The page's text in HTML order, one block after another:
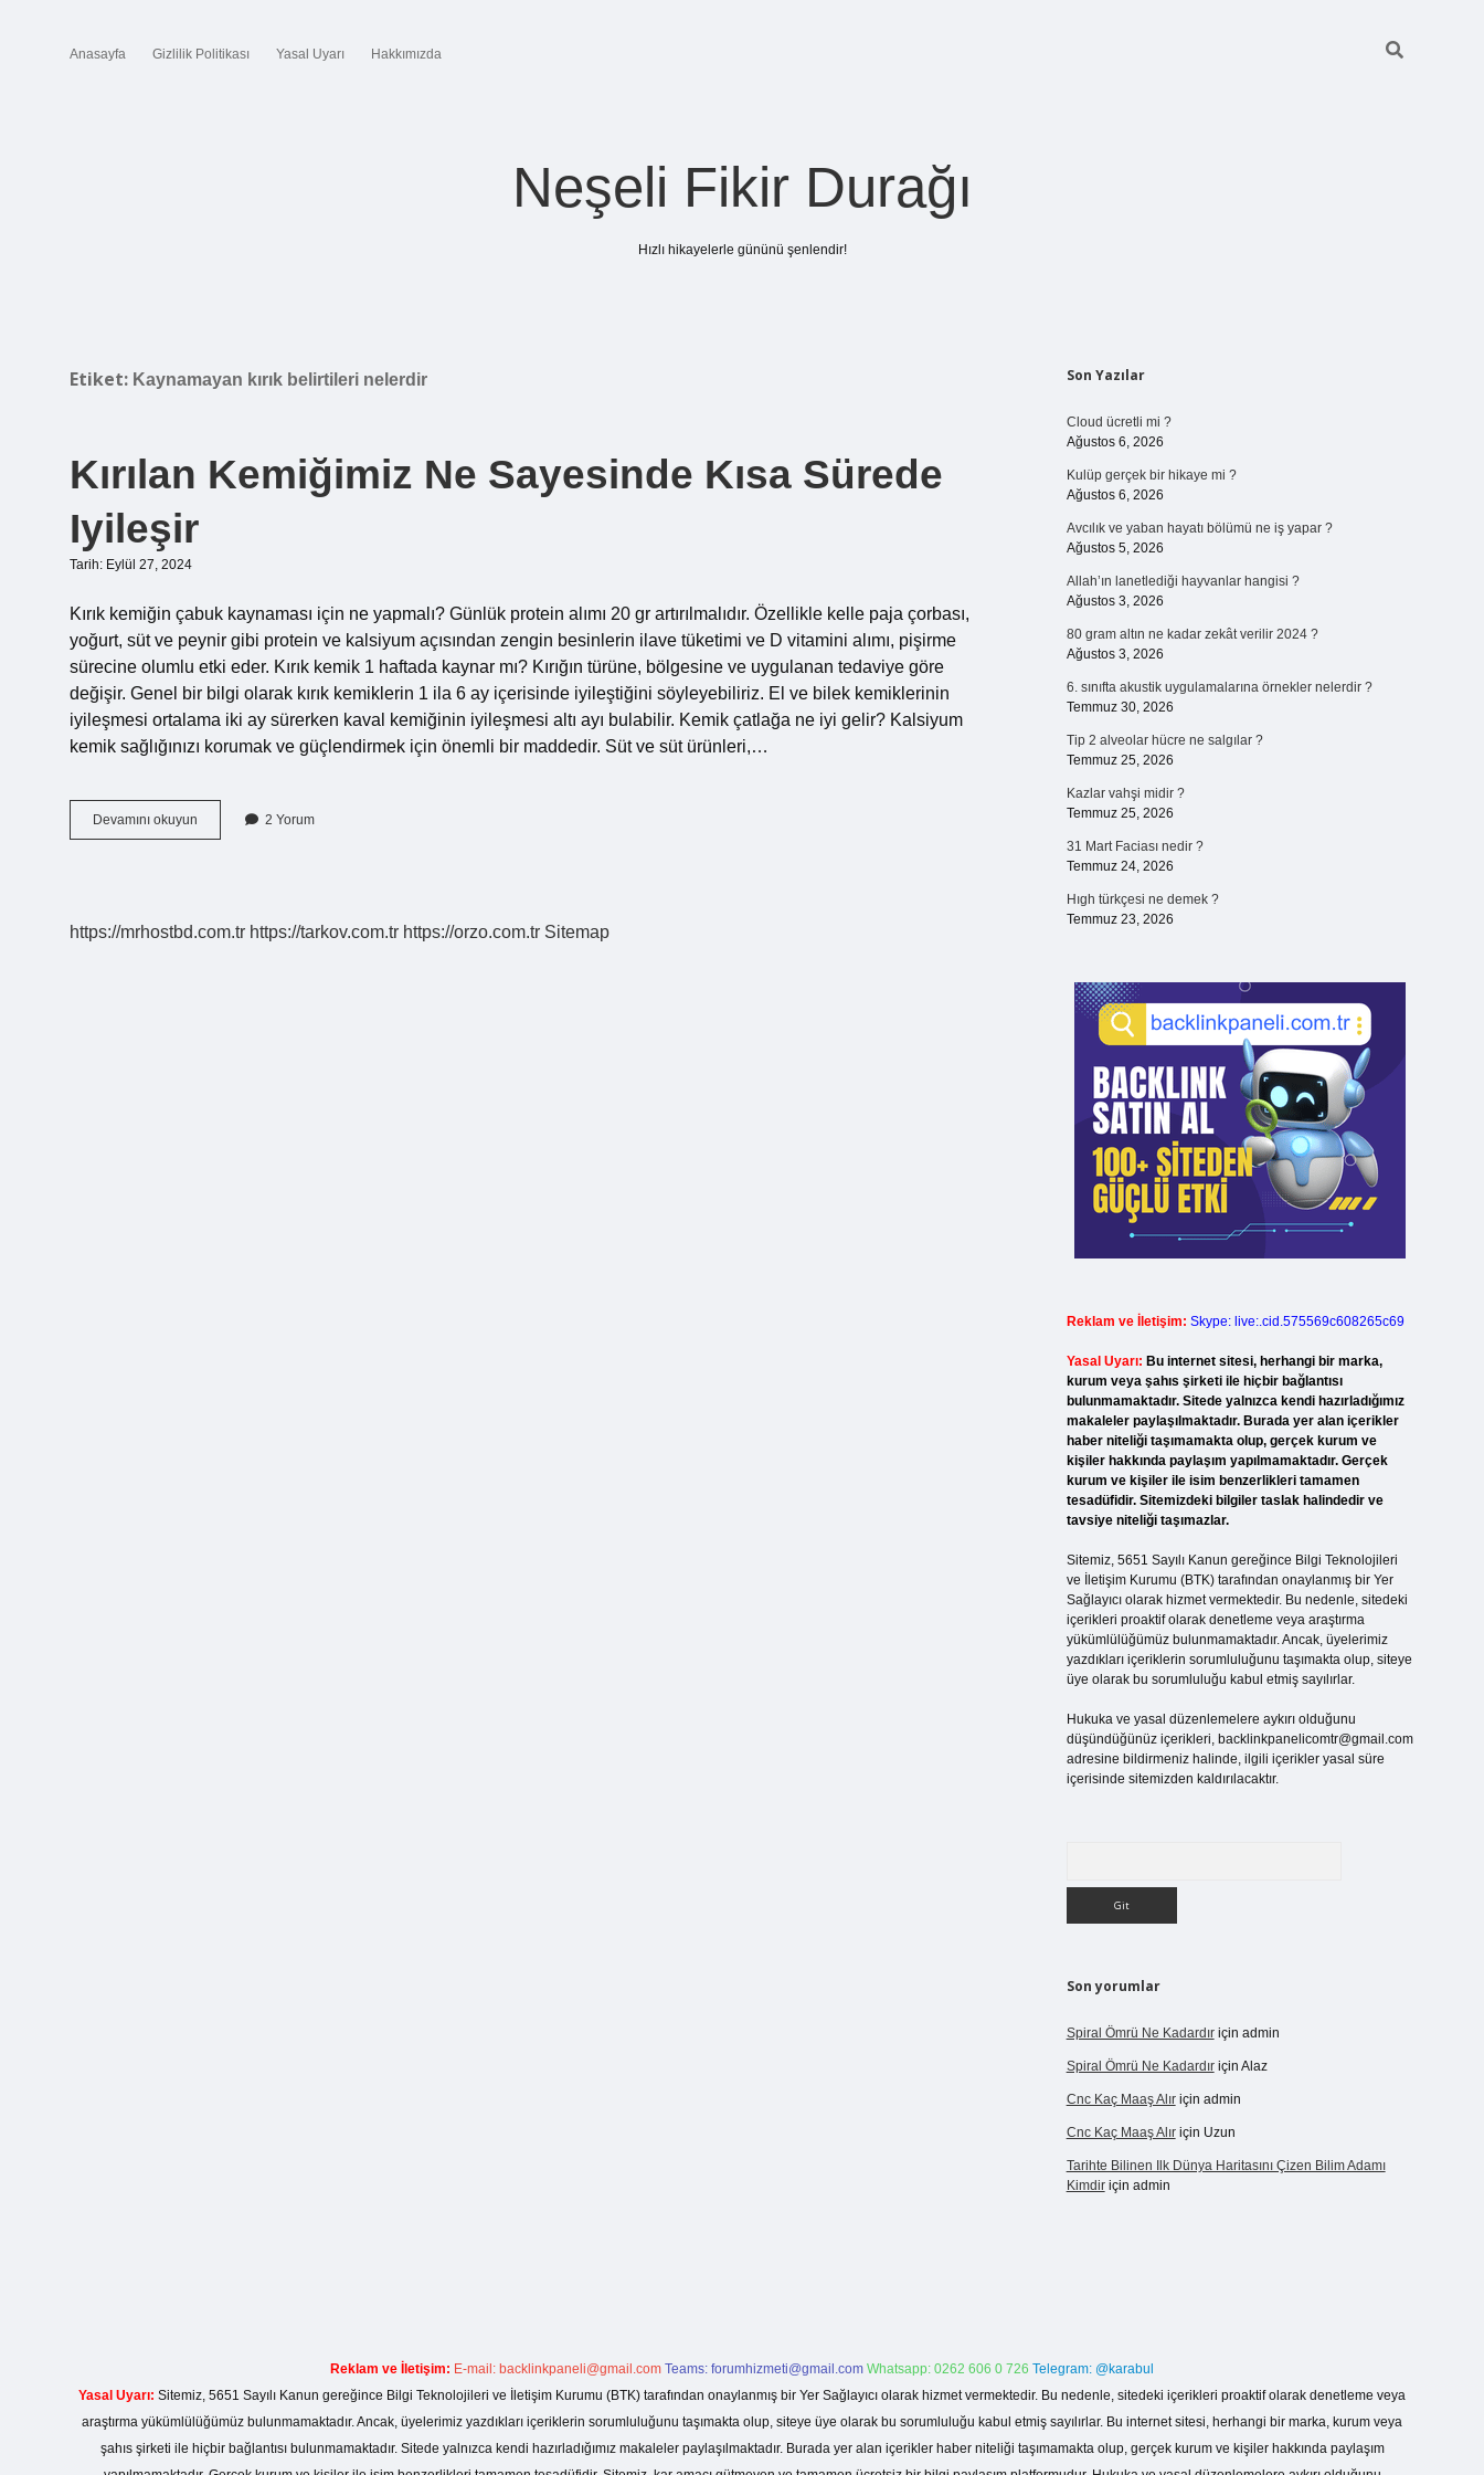
Anasayfa Gizlilik Politikası Yasal Uyarı Hakkımızda
Neşeli Fikir Durağı
Hızlı hikayelerle gününü şenlendir!
Etiket: Kaynamayan kırık belirtileri nelerdir
Kırılan Kemiğimiz Ne Sayesinde Kısa Sürede
Iyileşir
Tarih: Eylül 27, 2024
Kırık kemiğin çabuk kaynaması için ne yapmalı? Günlük protein alımı 20 gr artırılmalıdır. Özellikle kelle paja çorbası,
yoğurt, süt ve peynir gibi protein ve kalsiyum açısından zengin besinlerin ilave tüketimi ve D vitamini alımı, pişirme
sürecine olumlu etki eder. Kırık kemik 1 haftada kaynar mı? Kırığın türüne, bölgesine ve uygulanan tedaviye göre
değişir. Genel bir bilgi olarak kırık kemiklerin 1 ila 6 ay içerisinde iyileştiğini söyleyebiliriz. El ve bilek kemiklerinin
iyileşmesi ortalama iki ay sürerken kaval kemiğinin iyileşmesi altı ayı bulabilir. Kemik çatlağa ne iyi gelir? Kalsiyum
kemik sağlığınızı korumak ve güçlendirmek için önemli bir maddedir. Süt ve süt ürünleri,…
Devamını okuyun
Kemiğimiz
Iyileşir
2 Yorum
https://mrhostbd.com.tr https://tarkov.com.tr https://orzo.com.tr Sitemap
Sidebar
Son Yazılar
Cloud ücretli mi ?
Ağustos 6, 2026
Kulüp gerçek bir hikaye mi ?
Ağustos 6, 2026
Avcılık ve yaban hayatı bölümü ne iş yapar ?
Ağustos 5, 2026
Allah’ın lanetlediği hayvanlar hangisi ?
Ağustos 3, 2026
80 gram altın ne kadar zekât verilir 2024 ?
Ağustos 3, 2026
6. sınıfta akustik uygulamalarına örnekler nelerdir ?
Temmuz 30, 2026
Tip 2 alveolar hücre ne salgılar ?
Temmuz 25, 2026
Kazlar vahşi midir ?
Temmuz 25, 2026
31 Mart Faciası nedir ?
Temmuz 24, 2026
Hıgh türkçesi ne demek ?
Temmuz 23, 2026
Reklam ve İletişim: Skype: live:.cid.575569c608265c69
Yasal Uyarı: Bu internet sitesi, herhangi bir marka,
kurum veya şahıs şirketi ile hiçbir bağlantısı
bulunmamaktadır. Sitede yalnızca kendi hazırladığımız
makaleler paylaşılmaktadır. Burada yer alan içerikler
haber niteliği taşımamakta olup, gerçek kurum ve
kişiler hakkında paylaşım yapılmamaktadır. Gerçek
kurum ve kişiler ile isim benzerlikleri tamamen
tesadüfidir. Sitemizdeki bilgiler taslak halindedir ve
tavsiye niteliği taşımazlar.
Sitemiz, 5651 Sayılı Kanun gereğince Bilgi Teknolojileri
ve İletişim Kurumu (BTK) tarafından onaylanmış bir Yer
Sağlayıcı olarak hizmet vermektedir. Bu nedenle, sitedeki
içerikleri proaktif olarak denetleme veya araştırma
yükümlülüğümüz bulunmamaktadır. Ancak, üyelerimiz
yazdıkları içeriklerin sorumluluğunu taşımakta olup, siteye
üye olarak bu sorumluluğu kabul etmiş sayılırlar.
Hukuka ve yasal düzenlemelere aykırı olduğunu
düşündüğünüz içerikleri, backlinkpanelicomtr@gmail.com
adresine bildirmeniz halinde, ilgili içerikler yasal süre
içerisinde sitemizden kaldırılacaktır.
Son yorumlar
Spiral Ömrü Ne Kadardıriçin admin
Spiral Ömrü Ne Kadardıriçin Alaz
Cnc Kaç Maaş Alıriçin admin
Cnc Kaç Maaş Alıriçin Uzun
Tarihte Bilinen Ilk Dünya Haritasını Çizen Bilim Adamı
Kimdiriçin admin
Reklam ve İletişim: E-mail: backlinkpaneli@gmail.com Teams: forumhizmeti@gmail.com Whatsapp: 0262 606 0 726 Telegram: @karabul
Yasal Uyarı: Sitemiz, 5651 Sayılı Kanun gereğince Bilgi Teknolojileri ve İletişim Kurumu (BTK) tarafından onaylanmış bir Yer Sağlayıcı olarak hizmet vermektedir. Bu nedenle, sitedeki içerikleri proaktif olarak denetleme veya
araştırma yükümlülüğümüz bulunmamaktadır. Ancak, üyelerimiz yazdıkları içeriklerin sorumluluğunu taşımakta olup, siteye üye olarak bu sorumluluğu kabul etmiş sayılırlar. Bu internet sitesi, herhangi bir marka, kurum veya
şahıs şirketi ile hiçbir bağlantısı bulunmamaktadır. Sitede yalnızca kendi hazırladığımız makaleler paylaşılmaktadır. Burada yer alan içerikler haber niteliği taşımamakta olup, gerçek kurum ve kişiler hakkında paylaşım